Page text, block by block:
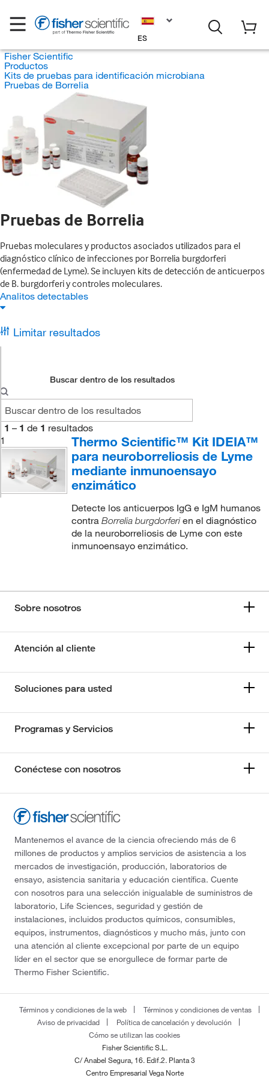
ES
Fisher Scientific
Productos
Kits de pruebas para identificación microbiana
Pruebas de Borrelia
Pruebas de Borrelia
Pruebas moleculares y productos asociados utilizados para el
diagnóstico clínico de infecciones por Borrelia burgdorferi
(enfermedad de Lyme). Se incluyen kits de detección de anticuerpos
de B. burgdorferi y controles moleculares.
Analitos detectables
Limitar resultados
Buscar dentro de los resultados
1 – 1 de 1 resultados
1
Thermo Scientific™ Kit IDEIA™
para neuroborreliosis de Lyme
mediante inmunoensayo
enzimático
Detecte los anticuerpos IgG e IgM humanos
contra Borrelia burgdorferien el diagnóstico
de la neuroborreliosis de Lyme con este
inmunoensayo enzimático.
Sobre nosotros
Atención al cliente
Soluciones para usted
Programas y Servicios
Conéctese con nosotros
Mantenemos el avance de la ciencia ofreciendo más de 6
millones de productos y amplios servicios de asistencia a los
mercados de investigación, producción, laboratorios de
ensayo, asistencia sanitaria y educación científica. Cuente
con nosotros para una selección inigualable de suministros de
laboratorio, Life Sciences, seguridad y gestión de
instalaciones, incluidos productos químicos, consumibles,
equipos, instrumentos, diagnósticos y mucho más, junto con
una atención al cliente excepcional por parte de un equipo
líder en el sector que se enorgullece de formar parte de
Thermo Fisher Scientific.
Términos y condiciones de la web
Términos y condiciones de ventas
Aviso de privacidad
Política de cancelación y devolución
Cómo se utilizan las cookies
Fisher Scientific S.L.
C/ Anabel Segura, 16. Edif.2. Planta 3
Centro Empresarial Vega Norte